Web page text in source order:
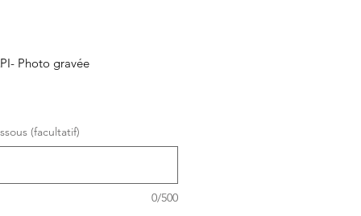
Photo gravée
(facultatif)
0/500